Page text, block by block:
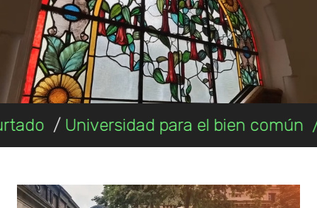
para el bien común/